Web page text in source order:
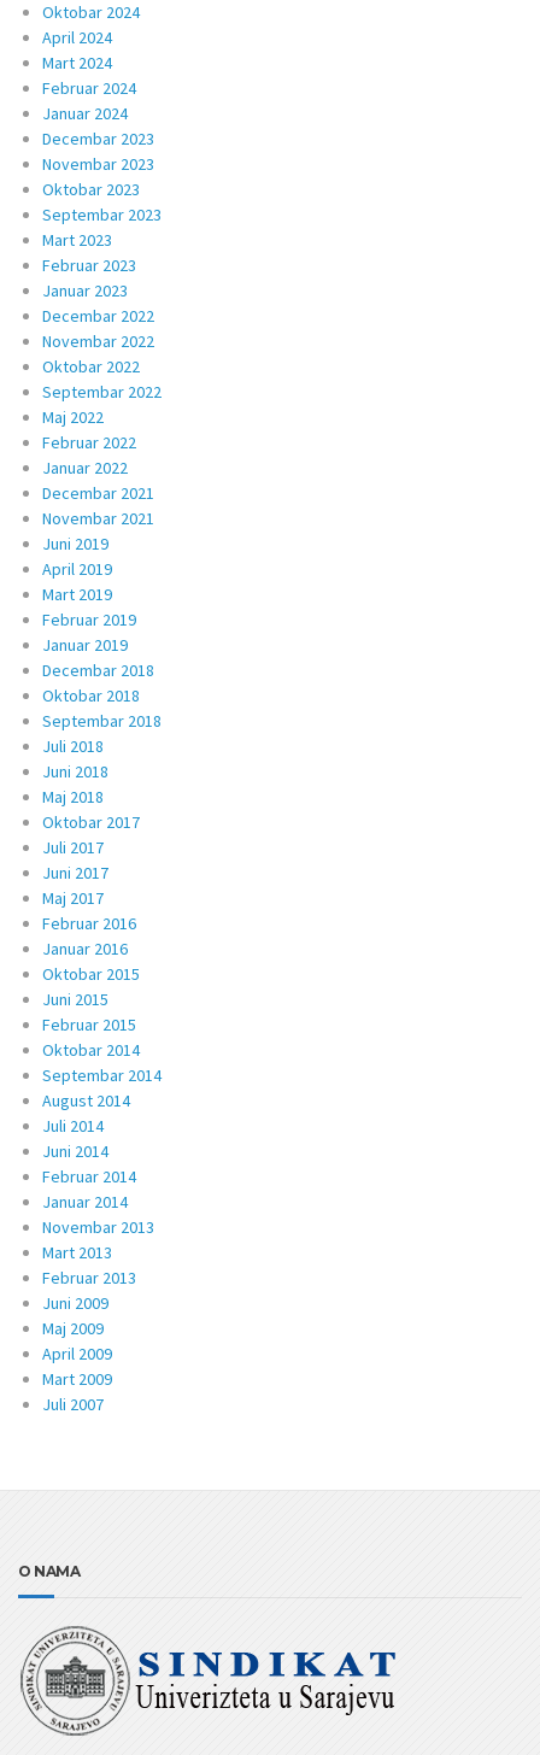
Oktobar 2024
April 2024
Mart 2024
Februar 2024
Januar 2024
Decembar 2023
Novembar 2023
Oktobar 2023
Septembar 2023
Mart 2023
Februar 2023
Januar 2023
Decembar 2022
Novembar 2022
Oktobar 2022
Septembar 2022
Maj 2022
Februar 2022
Januar 2022
Decembar 2021
Novembar 2021
Juni 2019
April 2019
Mart 2019
Februar 2019
Januar 2019
Decembar 2018
Oktobar 2018
Septembar 2018
Juli 2018
Juni 2018
Maj 2018
Oktobar 2017
Juli 2017
Juni 2017
Maj 2017
Februar 2016
Januar 2016
Oktobar 2015
Juni 2015
Februar 2015
Oktobar 2014
Septembar 2014
August 2014
Juli 2014
Juni 2014
Februar 2014
Januar 2014
Novembar 2013
Mart 2013
Februar 2013
Juni 2009
Maj 2009
April 2009
Mart 2009
Juli 2007
O NAMA